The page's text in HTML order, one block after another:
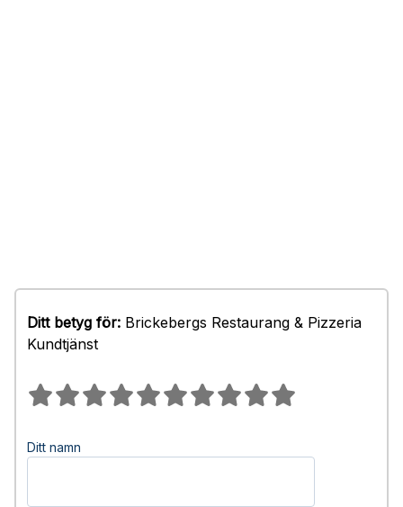
Ditt betyg för: Brickebergs Restaurang & Pizzeria
Kundtjänst
Ditt namn